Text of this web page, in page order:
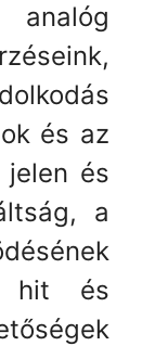
és az
jelen és
a
hit és